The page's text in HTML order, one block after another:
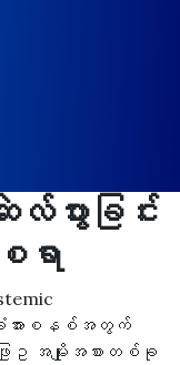
ားခြင်း
စရာ
အားစနစ်အတွက်
ဖြူဥ အမျိုးအစားတစ်ခု